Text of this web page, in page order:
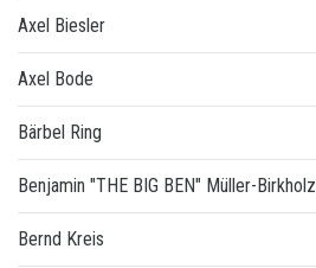
Axel Biesler
Axel Bode
Bärbel Ring
Benjamin "THE BIG BEN" Müller-Birkholz
Bernd Kreis